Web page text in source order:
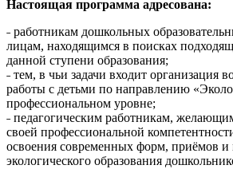
Настоящая программа адресована:
˗ работникам дошкольных
лицам, находящимся в поисках
данной ступени образования;
˗ тем, в чьи задачи входит организация
работы с детьми по направлению
профессиональном уровне;
˗ педагогическим работникам,
своей профессиональной
освоения современных форм, приёмов и
экологического образования